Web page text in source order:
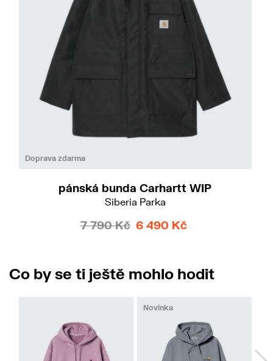
Doprava zdarma
pánská bunda Carhartt WIP
Siberia Parka
7 790 Kč 6 490 Kč
Co by se ti ještě mohlo hodit
Novinka